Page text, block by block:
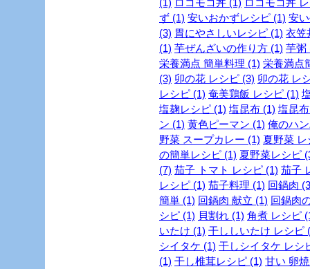
(1) ロコモコ丼 (1) ロコモコ丼
ず (1) 安いおかずレシピ (1) 安
(3) 胃にやさしいレシピ (1) 衣笠
(1) 芋ぜんざいの作り方 (1) 芋粥
栄養満点 簡単料理 (1) 栄養満点
(3) 卯の花 レシピ (3) 卯の花 レ
レシピ (1) 奄美鶏飯 レシピ (1)
塩麹レシピ (1) 塩昆布 (1) 塩昆
ン (1) 黄色ピーマン (1) 俺のハ
野菜 スープカレー (1) 夏野菜 レ
の簡単レシピ (1) 夏野菜レシピ
(7) 茄子 トマト レシピ (1) 茄子
レシピ (1) 茄子料理 (1) 回鍋肉
簡単 (1) 回鍋肉 献立 (1) 回鍋肉
シピ (1) 貝割れ (1) 角煮 レシピ
いたけ (1) 干ししいたけ レシピ
シイタケ (1) 干しシイタケ レシ
(1) 干し椎茸レシピ (1) 甘い 卵